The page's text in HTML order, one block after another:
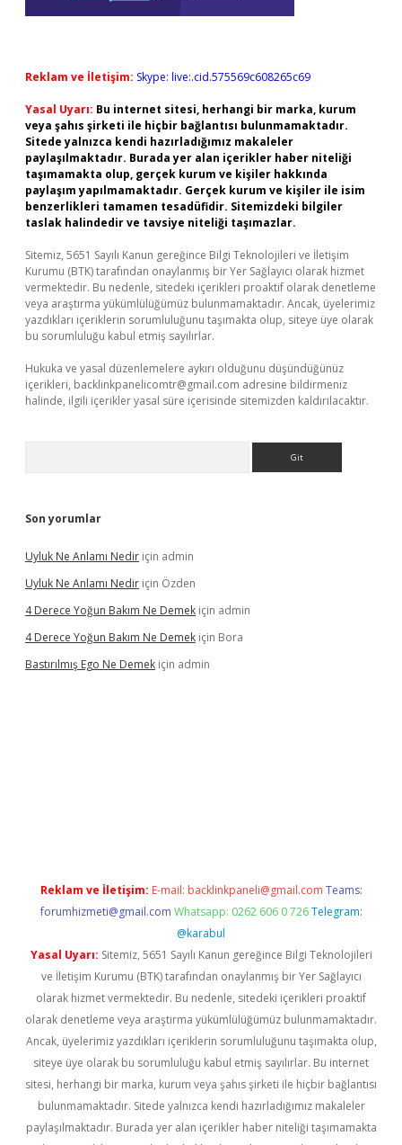
Reklam ve İletişim: Skype: live:.cid.575569c608265c69
Yasal Uyarı: Bu internet sitesi, herhangi bir marka, kurum
veya şahıs şirketi ile hiçbir bağlantısı bulunmamaktadır.
Sitede yalnızca kendi hazırladığımız makaleler
paylaşılmaktadır. Burada yer alan içerikler haber niteliği
taşımamakta olup, gerçek kurum ve kişiler hakkında
paylaşım yapılmamaktadır. Gerçek kurum ve kişiler ile isim
benzerlikleri tamamen tesadüfidir. Sitemizdeki bilgiler
taslak halindedir ve tavsiye niteliği taşımazlar.
Sitemiz, 5651 Sayılı Kanun gereğince Bilgi Teknolojileri ve İletişim
Kurumu (BTK) tarafından onaylanmış bir Yer Sağlayıcı olarak hizmet
vermektedir. Bu nedenle, sitedeki içerikleri proaktif olarak denetleme
veya araştırma yükümlülüğümüz bulunmamaktadır. Ancak, üyelerimiz
yazdıkları içeriklerin sorumluluğunu taşımakta olup, siteye üye olarak
bu sorumluluğu kabul etmiş sayılırlar.
Hukuka ve yasal düzenlemelere aykırı olduğunu düşündüğünüz
içerikleri, backlinkpanelicomtr@gmail.com adresine bildirmeniz
halinde, ilgili içerikler yasal süre içerisinde sitemizden kaldırılacaktır.
Son yorumlar
Uyluk Ne Anlamı Nedir için admin
Uyluk Ne Anlamı Nedir için Özden
4 Derece Yoğun Bakım Ne Demek için admin
4 Derece Yoğun Bakım Ne Demek için Bora
Bastırılmış Ego Ne Demek için admin
Reklam ve İletişim: E-mail: backlinkpaneli@gmail.com Teams:
forumhizmeti@gmail.com Whatsapp: 0262 606 0 726 Telegram:
@karabul
Yasal Uyarı: Sitemiz, 5651 Sayılı Kanun gereğince Bilgi Teknolojileri
ve İletişim Kurumu (BTK) tarafından onaylanmış bir Yer Sağlayıcı
olarak hizmet vermektedir. Bu nedenle, sitedeki içerikleri proaktif
olarak denetleme veya araştırma yükümlülüğümüz bulunmamaktadır.
Ancak, üyelerimiz yazdıkları içeriklerin sorumluluğunu taşımakta olup,
siteye üye olarak bu sorumluluğu kabul etmiş sayılırlar. Bu internet
sitesi, herhangi bir marka, kurum veya şahıs şirketi ile hiçbir bağlantısı
bulunmamaktadır. Sitede yalnızca kendi hazırladığımız makaleler
paylaşılmaktadır. Burada yer alan içerikler haber niteliği taşımamakta